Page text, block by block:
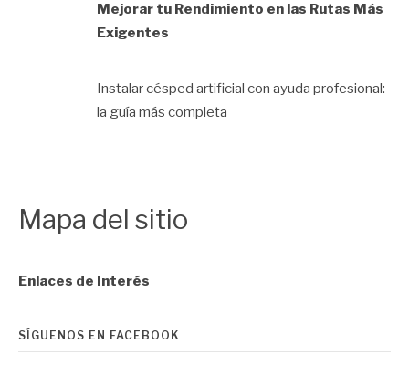
Mejorar tu Rendimiento en las Rutas Más
Exigentes
Instalar césped artificial con ayuda profesional:
la guía más completa
Mapa del sitio
Enlaces de Interés
SÍGUENOS EN FACEBOOK